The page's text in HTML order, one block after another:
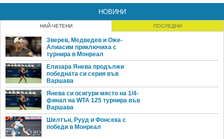
НОВИНИ
НАЙ-ЧЕТЕНИ ПОСЛЕДНИ
Зверев, Медведев и Оже-
Алиасим приключиха с
турнира в Монреал
Елизара Янева продължи
победната си серия във
Варшава
Янева си осигури място на 1/4-
финал на WTA 125 турнира във
Варшава
Шелтън, Рууд и Фонсека с
победи в Монреал